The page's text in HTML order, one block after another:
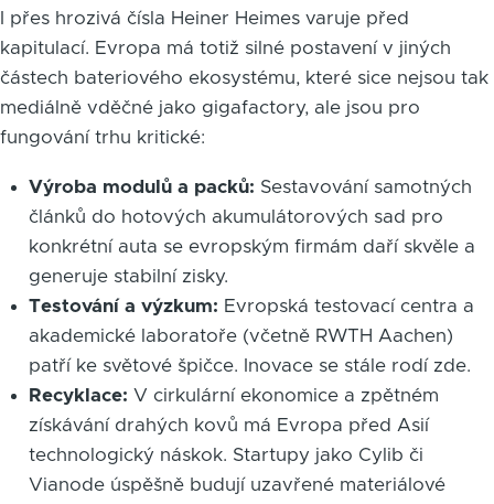
I přes hrozivá čísla Heiner Heimes varuje před
kapitulací. Evropa má totiž silné postavení v jiných
částech bateriového ekosystému, které sice nejsou tak
mediálně vděčné jako gigafactory, ale jsou pro
fungování trhu kritické:
Výroba modulů a packů: Sestavování samotných
článků do hotových akumulátorových sad pro
konkrétní auta se evropským firmám daří skvěle a
generuje stabilní zisky.
Testování a výzkum: Evropská testovací centra a
akademické laboratoře (včetně RWTH Aachen)
patří ke světové špičce. Inovace se stále rodí zde.
Recyklace: V cirkulární ekonomice a zpětném
získávání drahých kovů má Evropa před Asií
technologický náskok. Startupy jako Cylib či
Vianode úspěšně budují uzavřené materiálové